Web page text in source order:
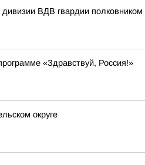
ВДВ гвардии
«Здравствуй, Россия!»
округе